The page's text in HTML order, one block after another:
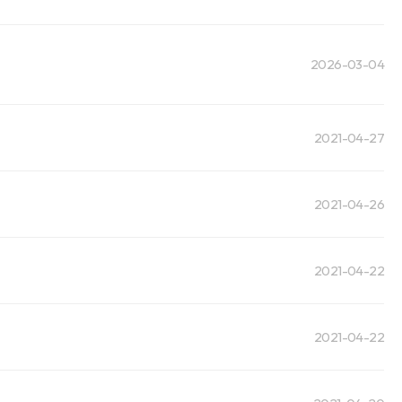
2026-03-04
2021-04-27
2021-04-26
2021-04-22
2021-04-22